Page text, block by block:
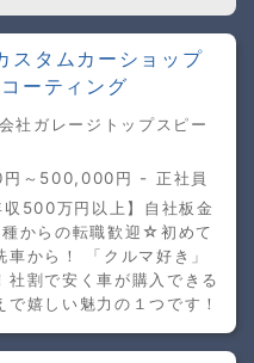
スタムカーショップ
ーティング
ガレージトップスピー
～500,000円 - 正社員
収500万円以上】自社板金
からの転職歓迎☆初めて
車から！ 「クルマ好き」
社割で安く車が購入できる
で嬉しい魅力の１つです！